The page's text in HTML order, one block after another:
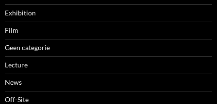
Exhibition
Film
Geen categorie
Lecture
News
Off-Site